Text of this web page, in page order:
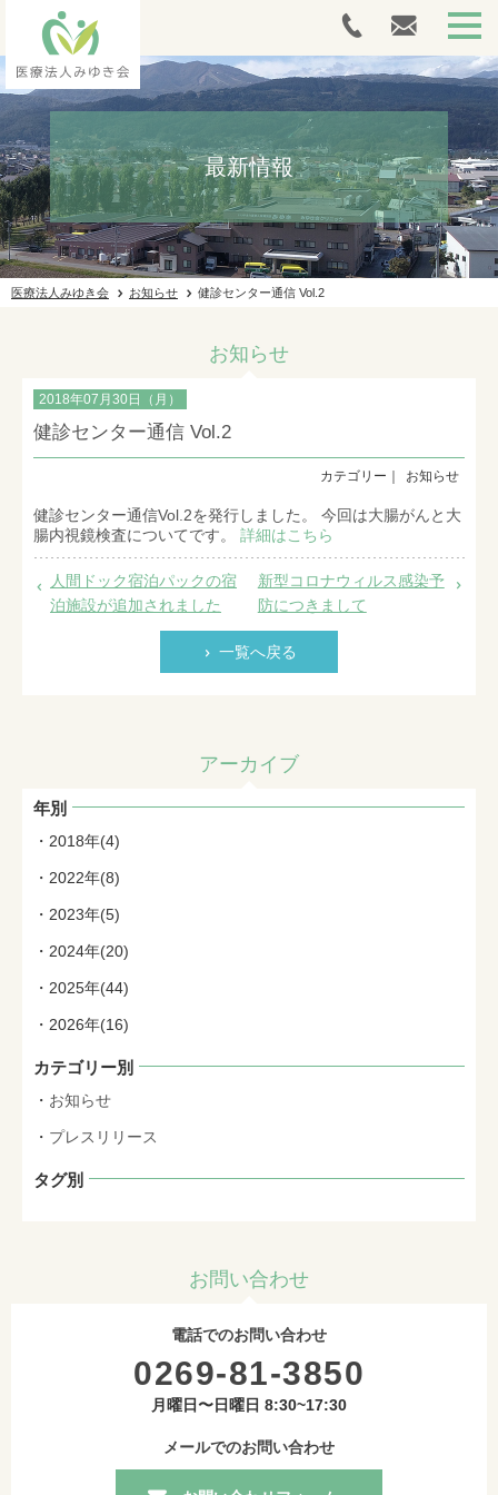
HOME
外来案内
人間ドック・健康診断
介護サービス
法人案内
最新情報
医療法人みゆき会 お知らせ 健診センター通信 Vol.2
お知らせ
2018年07月30日（月）
健診センター通信 Vol.2
お知らせ
健診センター通信Vol.2を発行しました。 今回は大腸がんと大
腸内視鏡検査についてです。 詳細はこちら
人間ドック宿泊パックの宿
泊施設が追加されました
一覧へ戻る
新型コロナウィルス感染予
防につきまして
アーカイブ
年別
2018年(4)
2022年(8)
2023年(5)
2024年(20)
2025年(44)
2026年(16)
カテゴリー別
お知らせ
プレスリリース
タグ別
お問い合わせ
電話でのお問い合わせ
0269-81-3850
月曜日〜日曜日 8:30~17:30
メールでのお問い合わせ